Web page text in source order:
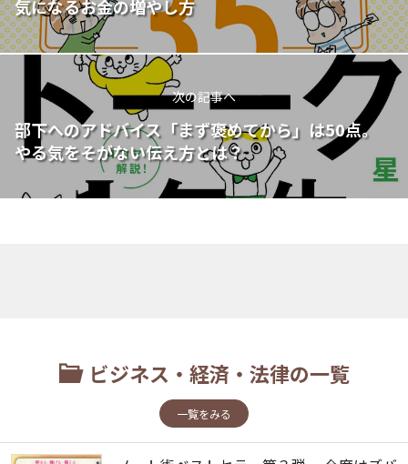
気になるお金の増やし方
次の記事へ
部下へのアドバイス「まず褒めてから」は50点。
やる気をそがない伝え方とは？
ビジネス・経済・法律の一覧
一覧をみる